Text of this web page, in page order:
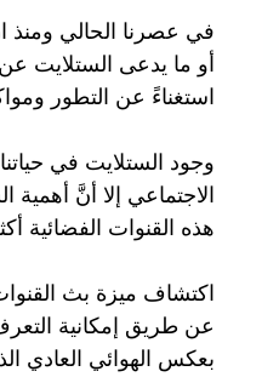
أو ما يدعى الستلايت عن
استغناءً عن التطور
وجود الستلايت في
الاجتماعي إلا أنَّ
هذه القنوات الفضائية
اكتشاف ميزة بث
عن طريق إمكانية
بعكس الهوائي العادي